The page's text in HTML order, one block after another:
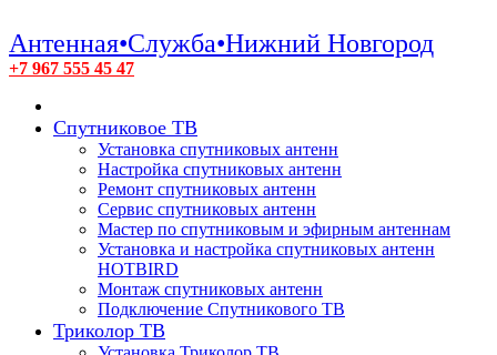
Антенная•Служба•Нижний Новгород
+7 967 555 45 47
Спутниковое ТВ
Установка спутниковых антенн
Настройка спутниковых антенн
Ремонт спутниковых антенн
Сервис спутниковых антенн
Мастер по спутниковым и эфирным антеннам
Установка и настройка спутниковых антенн
HOTBIRD
Монтаж спутниковых антенн
Подключение Спутникового ТВ
Триколор ТВ